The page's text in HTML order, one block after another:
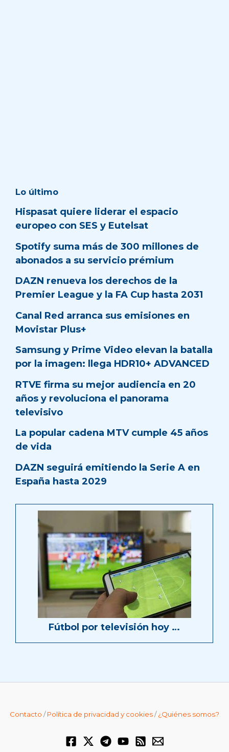
Lo último
Hispasat quiere liderar el espacio
europeo con SES y Eutelsat
Spotify suma más de 300 millones de
abonados a su servicio prémium
DAZN renueva los derechos de la
Premier League y la FA Cup hasta 2031
Canal Red arranca sus emisiones en
Movistar Plus+
Samsung y Prime Video elevan la batalla
por la imagen: llega HDR10+ ADVANCED
RTVE firma su mejor audiencia en 20
años y revoluciona el panorama
televisivo
La popular cadena MTV cumple 45 años
de vida
DAZN seguirá emitiendo la Serie A en
España hasta 2029
Fútbol por televisión hoy …
Contacto /Política de privacidad y cookies/¿Quiénes somos?